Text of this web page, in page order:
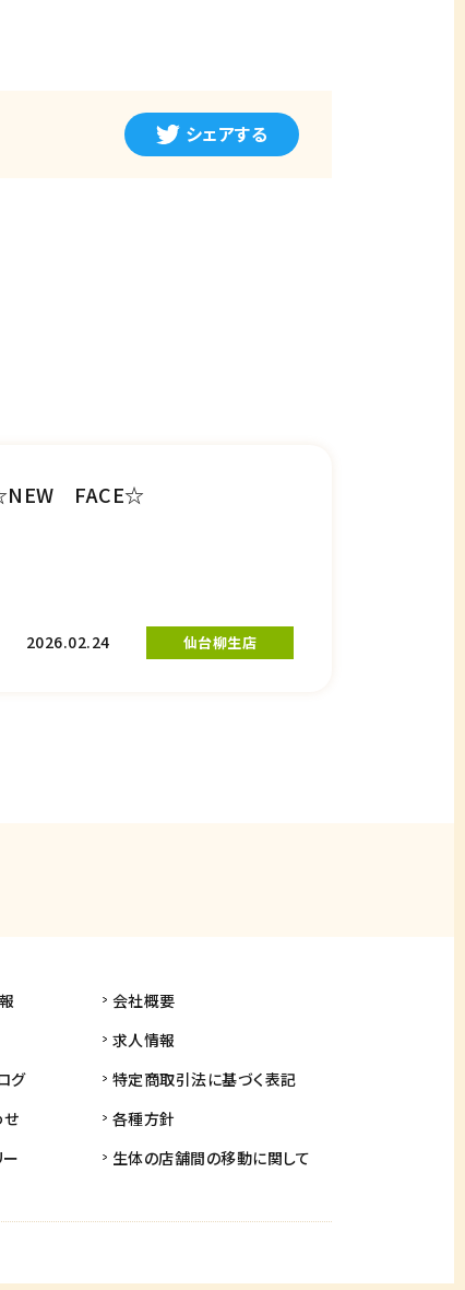
シェアする
FACE☆
2026.02.24 仙台柳生店
グ
ー
会社概要
求人情報
特定商取引法に基づく表記
各種方針
生体の店舗間の移動に関して